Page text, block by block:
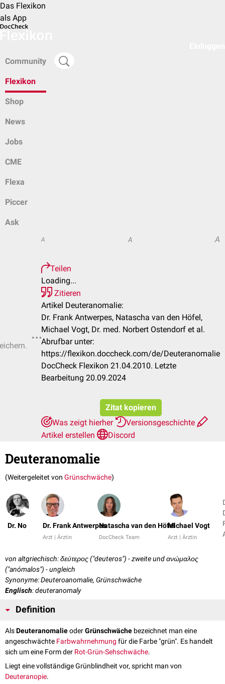
Das Flexikon
als App
Community
Flexikon
Shop
News
Jobs
CME
Flexa
Piccer
Ask
A A A
Teilen
Loading...
Zitieren
Artikel Deuteranomalie:
Dr. Frank Antwerpes, Natascha van den Höfel,
Michael Vogt, Dr. med. Norbert Ostendorf et al.
Abrufbar unter:
https://flexikon.doccheck.com/de/Deuteranomalie
DocCheck Flexikon 21.04.2010. Letzte
Bearbeitung 20.09.2024
Zitat kopieren
Was zeigt hierher
Versionsgeschichte
Artikel erstellen
Discord
Deuteranomalie
(Weitergeleitet von Grünschwäche)
Dr. No Dr. Frank Antwerpes
Arzt | Ärztin
Natascha van den Höfel
DocCheck Team
Michael Vogt
Arzt | Ärztin
von altgriechisch: δεύτερος ("deuteros") - zweite und ανώμαλος
("anómalos") - ungleich
Synonyme: Deuteroanomalie, Grünschwäche
Englisch: deuteranomaly
Definition
AlsDeuteranomalieoderGrünschwäche bezeichnet man eine
angeschwächte Farbwahrnehmung für die Farbe "grün". Es handelt
sich um eine Form der Rot-Grün-Sehschwäche.
Liegt eine vollständige Grünblindheit vor, spricht man von
Deuteranopie.